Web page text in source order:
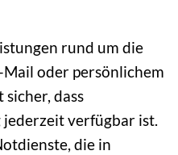
rund um die
Mail oder persönlichem
sicher, dass
verfügbar ist.
die in